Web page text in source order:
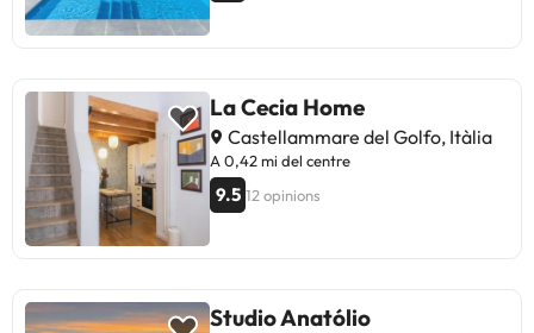
La Cecia Home
Castellammare del Golfo, Itàlia
A 0,42 mi del centre
9.5 12 opinions
Studio Anatólio